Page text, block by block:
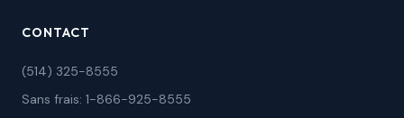
CONTACT
(514) 325-8555
Sans frais: 1-866-925-8555